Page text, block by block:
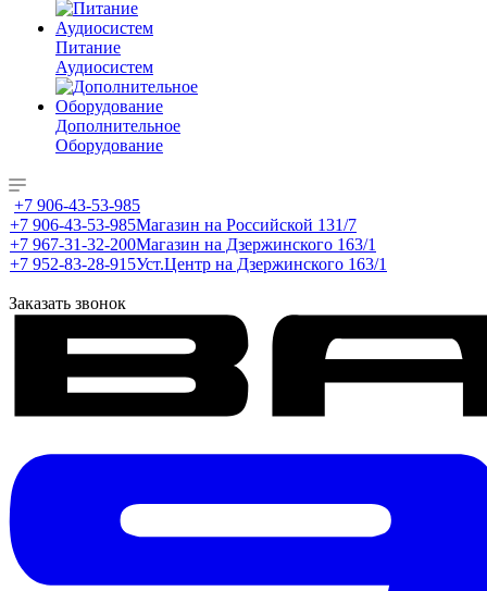
Питание
Аудиосистем
Дополнительное
Оборудование
+7 906-43-53-985
+7 906-43-53-985Магазин на Российской 131/7
+7 967-31-32-200Магазин на Дзержинского 163/1
+7 952-83-28-915Уст.Центр на Дзержинского 163/1
Заказать звонок